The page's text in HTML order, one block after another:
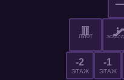
-2
ЭТАЖ
-1
ЭТАЖ
ЛИФТ